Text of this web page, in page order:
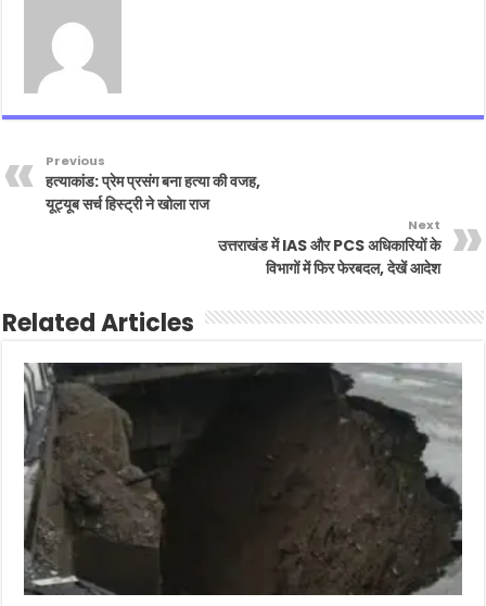
Previous
हत्याकांड: प्रेम प्रसंग बना हत्या की वजह,
यूट्यूब सर्च हिस्ट्री ने खोला राज
Next
उत्तराखंड में IAS और PCS अधिकारियों के
विभागों में फिर फेरबदल, देखें आदेश
Related Articles